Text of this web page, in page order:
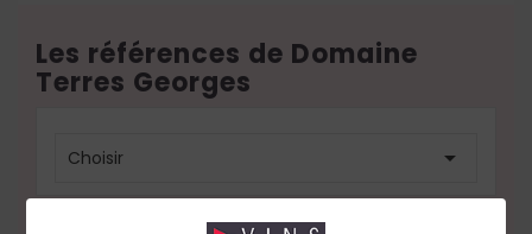
Les références de Domaine
Terres Georges
Choisir 